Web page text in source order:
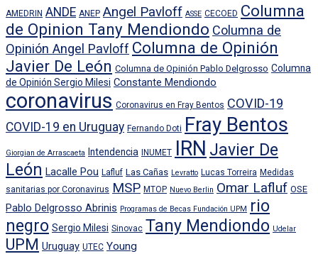
AMEDRIN ANDE ANEP Angel Pavloff ASSE CECOED Columna
de Opinion Tany Mendiondo Columna de
Opinión Angel Pavloff Columna de Opinión
Javier De León Columna de Opinión Pablo Delgrosso Columna
de Opinión Sergio Milesi Constante Mendiondo
coronavirus Coronavirus en Fray Bentos COVID-19
COVID-19 en Uruguay Fernando Doti Fray Bentos
Giorgian de Arrascaeta Intendencia INUMET IRN Javier De
León Lacalle Pou Lafluf Las Cañas Levratto Lucas Torreira Medidas
sanitarias por Coronavirus MSP MTOP Nuevo Berlin Omar Lafluf OSE
Pablo Delgrosso Abrinis Programas de Becas Fundación UPM rio
negro Sergio Milesi Sinovac Tany Mendiondo Udelar
UPM Uruguay UTEC Young